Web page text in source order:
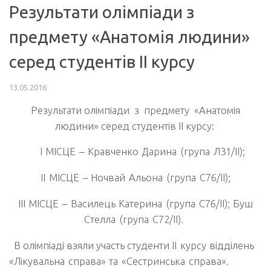
Результати олімпіади з
предмету «Анатомія людини»
серед студентів ІІ курсу
13.05.2016
Результати олімпіади з предмету «Анатомія
людини» серед студентів ІІ курсу:
І МІСЦЕ – Кравченко Дарина (група Л31/ІІ);
ІІ МІСЦЕ – Ночвай Альона (група С76/ІІ);
ІІІ МІСЦЕ – Василець Катерина (група С76/ІІ); Буш
Стелла (група С72/ІІ).
В олімпіаді взяли участь студенти ІІ курсу відділень
«Лікувальна справа» та «Сестринська справа».